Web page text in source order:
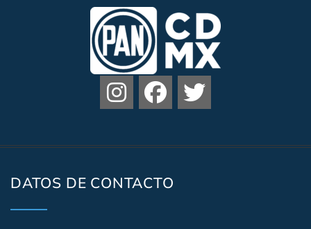
DATOS DE CONTACTO